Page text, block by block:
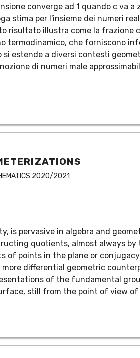
converge ad 1 quando c va
stima per l'insieme dei numeri
risultato illustra come la
termodinamico, che forniscono
estende a diversi contesti
di numeri male
2020/2021
is pervasive in algebra and
quotients, almost always
of points in the plane or
differential geometric
of the fundamental
still from the point of view